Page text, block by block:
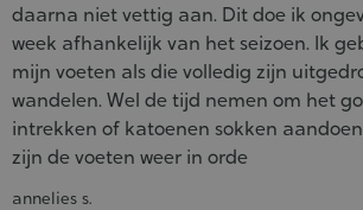
daarna niet vettig aan. Dit doe ik
week afhankelijk van het seizoen. Ik
mijn voeten als die volledig zijn
wandelen. Wel de tijd nemen om het
intrekken of katoenen sokken
zijn de voeten weer in orde
annelies s.